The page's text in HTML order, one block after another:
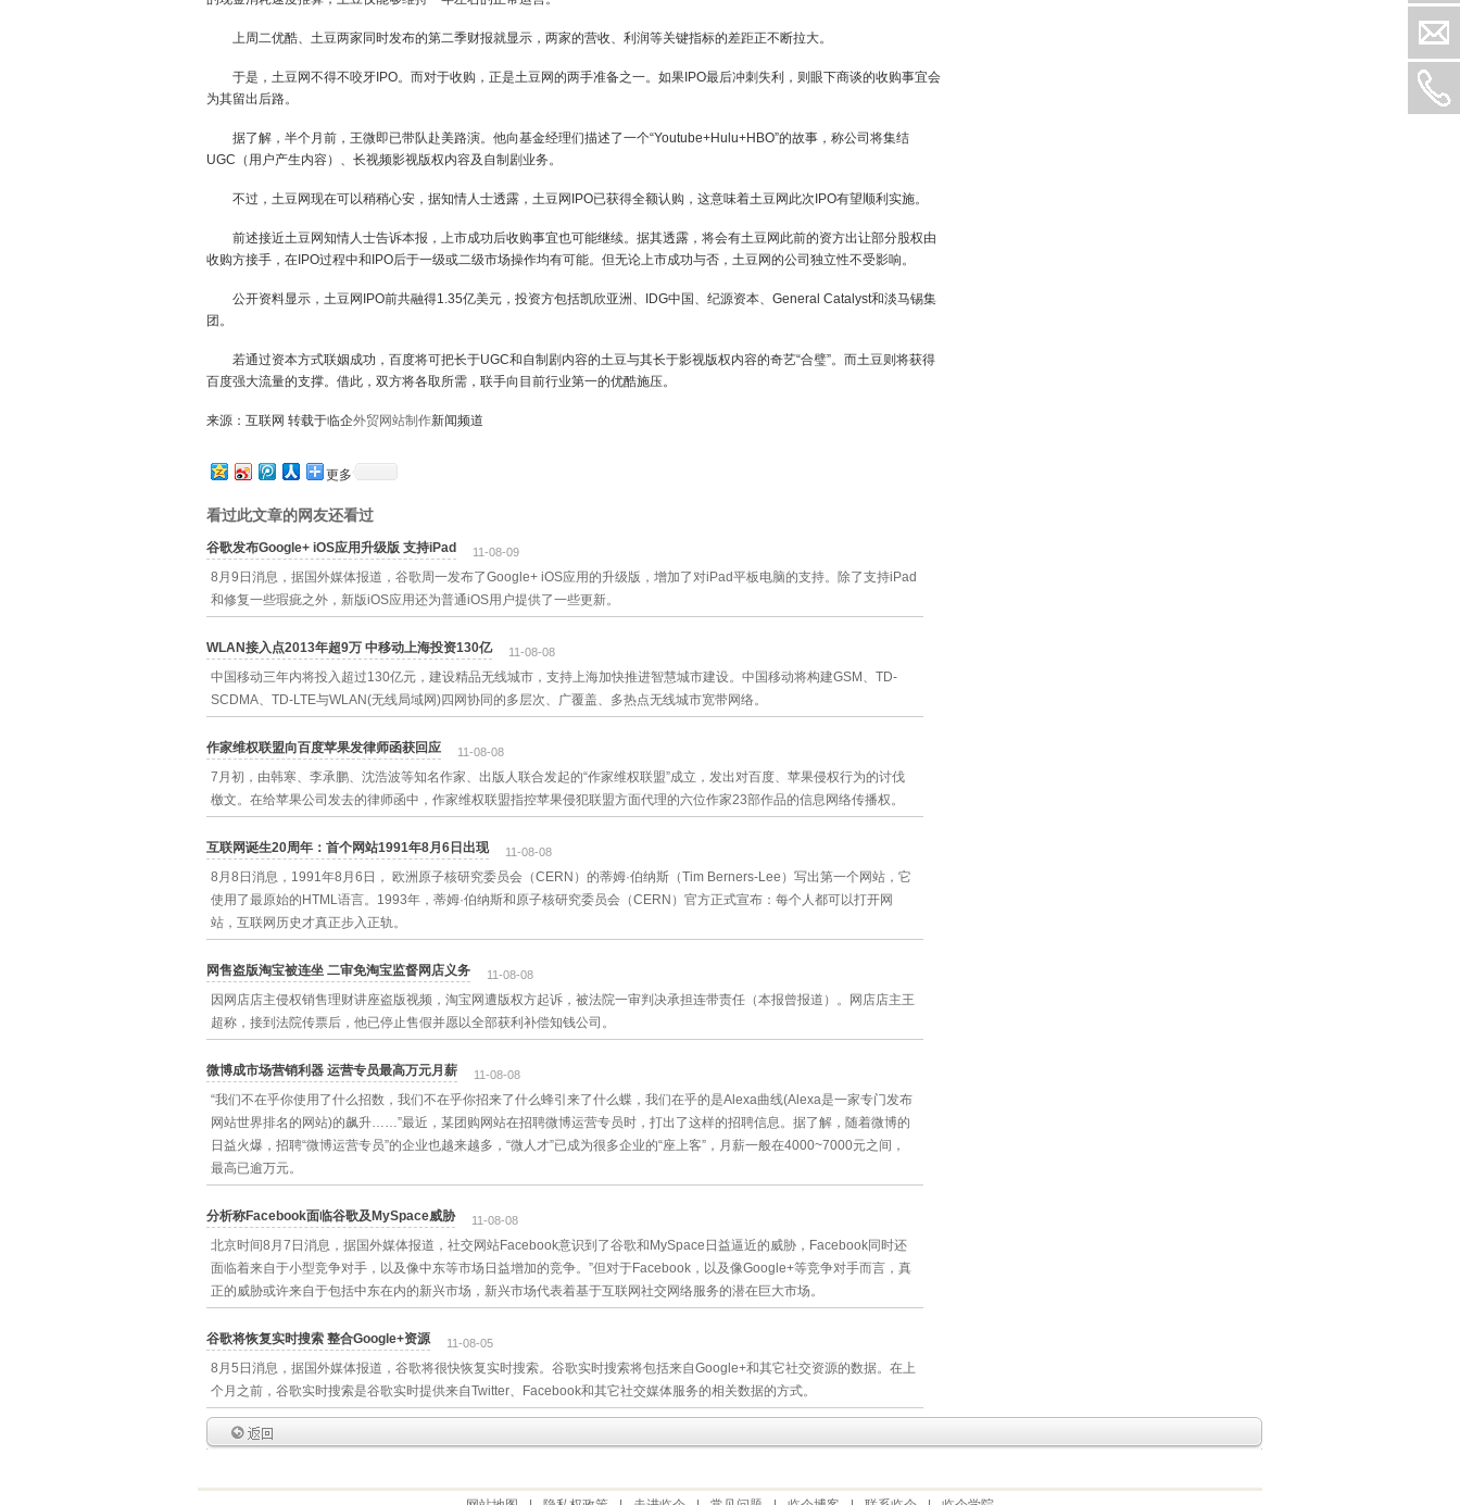
上周二优酷、土豆两家同时发布的第二季财报就显示，两家的营收、利润等关键指标的差距正不断拉大。
于是，土豆网不得不咬牙IPO。而对于收购，正是土豆网的两手准备之一。如果IPO最后冲刺失利，则眼下商谈的收购事宜会
为其留出后路。
据了解，半个月前，王微即已带队赴美路演。他向基金经理们描述了一个“Youtube+Hulu+HBO”的故事，称公司将集结
UGC（用户产生内容）、长视频影视版权内容及自制剧业务。
不过，土豆网现在可以稍稍心安，据知情人士透露，土豆网IPO已获得全额认购，这意味着土豆网此次IPO有望顺利实施。
前述接近土豆网知情人士告诉本报，上市成功后收购事宜也可能继续。据其透露，将会有土豆网此前的资方出让部分股权由
收购方接手，在IPO过程中和IPO后于一级或二级市场操作均有可能。但无论上市成功与否，土豆网的公司独立性不受影响。
公开资料显示，土豆网IPO前共融得1.35亿美元，投资方包括凯欣亚洲、IDG中国、纪源资本、General Catalyst和淡马锡集
团。
若通过资本方式联姻成功，百度将可把长于UGC和自制剧内容的土豆与其长于影视版权内容的奇艺“合璧”。而土豆则将获得
百度强大流量的支撑。借此，双方将各取所需，联手向目前行业第一的优酷施压。
来源：互联网 转载于临企外贸网站制作新闻频道
更多
看过此文章的网友还看过
谷歌发布Google+ iOS应用升级版 支持iPad 11-08-09
8月9日消息，据国外媒体报道，谷歌周一发布了Google+ iOS应用的升级版，增加了对iPad平板电脑的支持。除了支持iPad
和修复一些瑕疵之外，新版iOS应用还为普通iOS用户提供了一些更新。
WLAN接入点2013年超9万 中移动上海投资130亿 11-08-08
中国移动三年内将投入超过130亿元，建设精品无线城市，支持上海加快推进智慧城市建设。中国移动将构建GSM、TD-
SCDMA、TD-LTE与WLAN(无线局域网)四网协同的多层次、广覆盖、多热点无线城市宽带网络。
作家维权联盟向百度苹果发律师函获回应 11-08-08
7月初，由韩寒、李承鹏、沈浩波等知名作家、出版人联合发起的“作家维权联盟”成立，发出对百度、苹果侵权行为的讨伐
檄文。在给苹果公司发去的律师函中，作家维权联盟指控苹果侵犯联盟方面代理的六位作家23部作品的信息网络传播权。
互联网诞生20周年：首个网站1991年8月6日出现 11-08-08
8月8日消息，1991年8月6日， 欧洲原子核研究委员会（CERN）的蒂姆·伯纳斯（Tim Berners-Lee）写出第一个网站，它
使用了最原始的HTML语言。1993年，蒂姆·伯纳斯和原子核研究委员会（CERN）官方正式宣布：每个人都可以打开网
站，互联网历史才真正步入正轨。
网售盗版淘宝被连坐 二审免淘宝监督网店义务 11-08-08
因网店店主侵权销售理财讲座盗版视频，淘宝网遭版权方起诉，被法院一审判决承担连带责任（本报曾报道）。网店店主王
超称，接到法院传票后，他已停止售假并愿以全部获利补偿知钱公司。
微博成市场营销利器 运营专员最高万元月薪 11-08-08
“我们不在乎你使用了什么招数，我们不在乎你招来了什么蜂引来了什么蝶，我们在乎的是Alexa曲线(Alexa是一家专门发布
网站世界排名的网站)的飙升……”最近，某团购网站在招聘微博运营专员时，打出了这样的招聘信息。据了解，随着微博的
日益火爆，招聘“微博运营专员”的企业也越来越多，“微人才”已成为很多企业的“座上客”，月薪一般在4000~7000元之间，
最高已逾万元。
分析称Facebook面临谷歌及MySpace威胁 11-08-08
北京时间8月7日消息，据国外媒体报道，社交网站Facebook意识到了谷歌和MySpace日益逼近的威胁，Facebook同时还
面临着来自于小型竞争对手，以及像中东等市场日益增加的竞争。”但对于Facebook，以及像Google+等竞争对手而言，真
正的威胁或许来自于包括中东在内的新兴市场，新兴市场代表着基于互联网社交网络服务的潜在巨大市场。
谷歌将恢复实时搜索 整合Google+资源 11-08-05
8月5日消息，据国外媒体报道，谷歌将很快恢复实时搜索。谷歌实时搜索将包括来自Google+和其它社交资源的数据。在上
个月之前，谷歌实时搜索是谷歌实时提供来自Twitter、Facebook和其它社交媒体服务的相关数据的方式。